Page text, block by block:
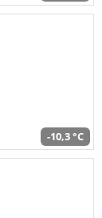
-10,3 °C